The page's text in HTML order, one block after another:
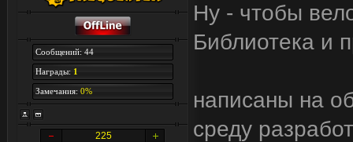
Сообщений: 44
Награды: 1
Замечания: 0%
225
Ну - чтобы
Библиотека и
написаны на
среду